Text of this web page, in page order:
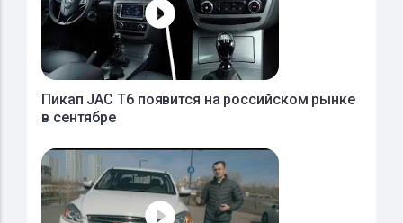
Пикап JAC T6 появится на российском рынке
в сентябре